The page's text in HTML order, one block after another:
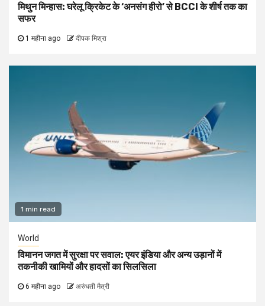
मिथुन मिन्हास: घरेलू क्रिकेट के ‘अनसंग हीरो’ से BCCI के शीर्ष तक का
सफर
1 महीना ago दीपक मिश्रा
1 min read
World
विमानन जगत में सुरक्षा पर सवाल: एयर इंडिया और अन्य उड़ानों में
तकनीकी खामियों और हादसों का सिलसिला
6 महीना ago अरुंधती मैत्री